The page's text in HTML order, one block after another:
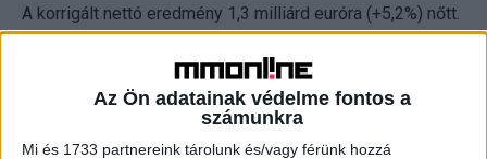
Az Ön adatainak védelme fontos a
számunkra
Mi és 1733 partnereink tárolunk és/vagy férünk hozzá
A korrigált nettó eredmény 1,3 milliárd euróra (+5,2%) nőtt.
A korrigált egy részvényre jutó eredmény 0,84 euróra
A Generali Csoport tőkehelyzete továbbra is stabil,
szolvencia rátája (Solvency Ratio) 212%-ra nőtt.